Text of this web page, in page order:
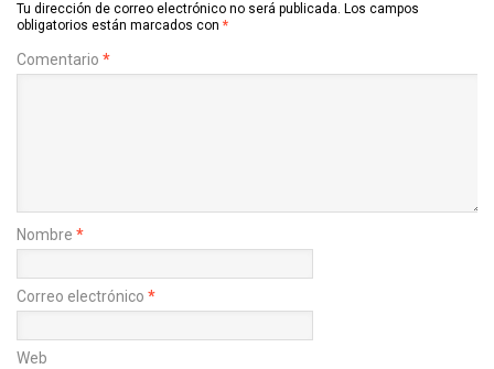
Tu dirección de correo electrónico no será publicada. Los campos
obligatorios están marcados con *
Comentario *
Nombre *
Correo electrónico *
Web